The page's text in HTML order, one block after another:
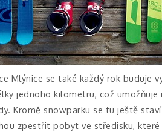
Mlýnice se také každý rok
jednoho kilometru, což
Kromě snowparku se tu ještě
zpestřit pobyt ve středisku, které